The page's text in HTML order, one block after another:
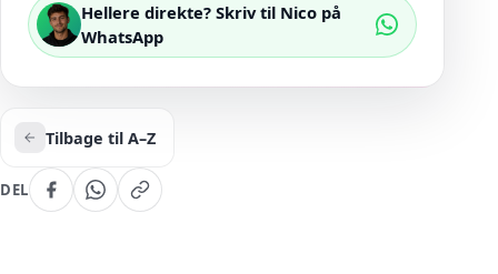
Hellere direkte? Skriv til Nico på
WhatsApp
Tilbage til A–Z
DEL